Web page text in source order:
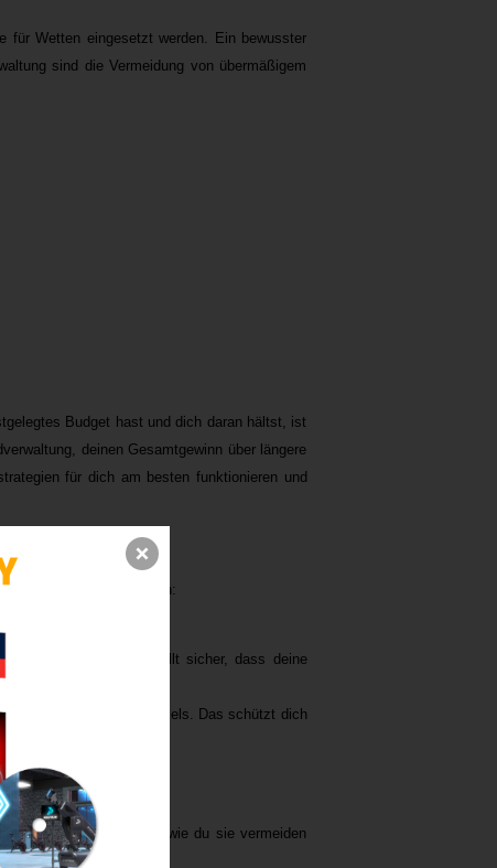
für Wetten eingesetzt werden. Ein bewusster
sind die Vermeidung von übermäßigem
Budget hast und dich daran hältst, ist
deinen Gesamtgewinn über längere
für dich am besten funktionieren und
bewährte Methoden:
zu minimieren.
möchtest. Dies stellt sicher, dass deine
Erreichen eines Gewinnziels. Das schützt dich
häufigsten Fehler und wie du sie vermeiden